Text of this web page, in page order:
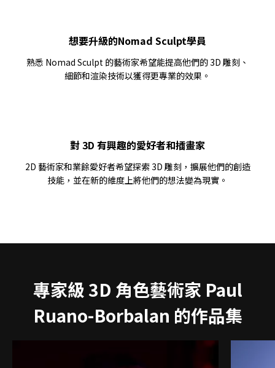
想要升級的Nomad Sculpt學員
熟悉 Nomad Sculpt 的藝術家希望能提高他們的 3D 雕刻、
細節和渲染技術以獲得更專業的效果。
對 3D 有興趣的愛好者和插畫家
2D 藝術家和業餘愛好者希望探索 3D 雕刻，擴展他們的創造
技能，並在新的維度上將他們的想法變為現實。
專家級 3D 角色藝術家 Paul
Ruano-Borbalan 的作品集